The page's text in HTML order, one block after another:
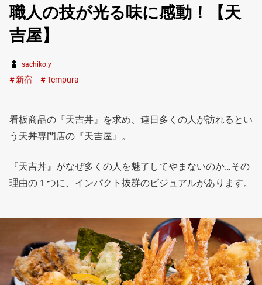
職人の技が光る味に感動！【天
吉屋】
sachiko.y
新宿 Tempura
看板商品の『天吉丼』を求め、連日多くの人が訪れるとい
う天丼専門店の『天吉屋』。
『天吉丼』がなぜ多くの人を魅了してやまないのか…その
理由の１つに、インパクト抜群のビジュアルがあります。